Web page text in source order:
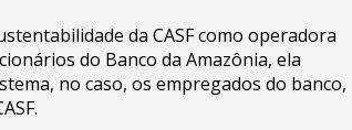
da CASF como operadora
do Banco da Amazônia, ela
no caso, os empregados do banco,